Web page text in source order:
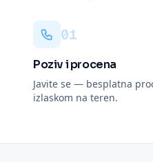
01
Poziv i procena
Javite se — besplatna
izlaskom na teren.